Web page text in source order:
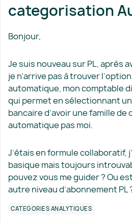
categorisation
Bonjour,
Je suis nouveau sur PL, après
je n’arrive pas à trouver
automatique, mon comptable
qui permet en sélectionnant
bancaire d’avoir une famille
automatique pas moi.
J’étais en formule collaboratif,
basique mais toujours
pouvez vous me guider ? Ou
autre niveau d’abonnement PL
CATÉGORIES ANALYTIQUES